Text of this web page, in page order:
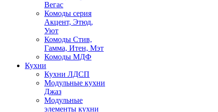
Вегас
Комоды серия
Акцент, Этюд,
Уют
Комоды Стив,
Гамма, Итен, Мэт
Комоды МДФ
Кухни
Кухни ЛДСП
Модульные кухни
Джаз
Модульные
элементы кухни